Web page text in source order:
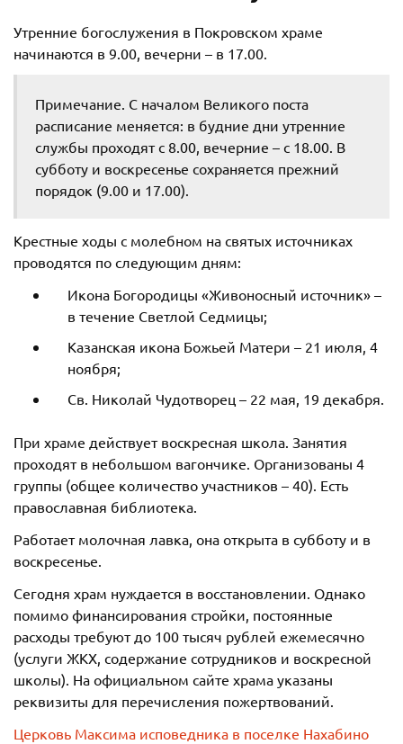
Утренние богослужения в Покровском храме
начинаются в 9.00, вечерни – в 17.00.
Примечание. С началом Великого поста
расписание меняется: в будние дни утренние
службы проходят с 8.00, вечерние – с 18.00. В
субботу и воскресенье сохраняется прежний
порядок (9.00 и 17.00).
Крестные ходы с молебном на святых источниках
проводятся по следующим дням:
Икона Богородицы «Живоносный источник» –
в течение Светлой Седмицы;
Казанская икона Божьей Матери – 21 июля, 4
ноября;
Св. Николай Чудотворец – 22 мая, 19 декабря.
При храме действует воскресная школа. Занятия
проходят в небольшом вагончике. Организованы 4
группы (общее количество участников – 40). Есть
православная библиотека.
Работает молочная лавка, она открыта в субботу и в
воскресенье.
Сегодня храм нуждается в восстановлении. Однако
помимо финансирования стройки, постоянные
расходы требуют до 100 тысяч рублей ежемесячно
(услуги ЖКХ, содержание сотрудников и воскресной
школы). На официальном сайте храма указаны
реквизиты для перечисления пожертвований.
Церковь Максима исповедника в поселке Нахабино